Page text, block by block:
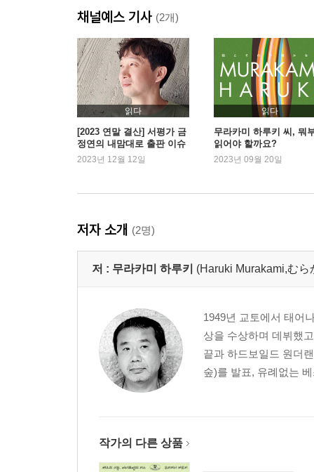
채널예스 기사 (2개)
읽다
[2023 연말 결산] 서평가 금
정연의 내맘대로 출판 이슈
2023년 12월 12일
읽다
무라카미 하루키 씨, 뭐
읽어야 할까요?
2023년 09월 20일
저자 소개 (2명)
저 : 무라카미 하루키 (Haruki Murakami,む
1949년 교토에서 태어
상을 수상하며 데뷔했
끝과 하드보일드 원더
숲)를 발표, 유례없는
작가의 다른 상품